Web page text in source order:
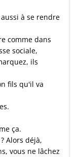
à se rendre
comme dans
sociale,
ils
fils qu'il va
ça.
Alors déjà,
vous ne lâchez